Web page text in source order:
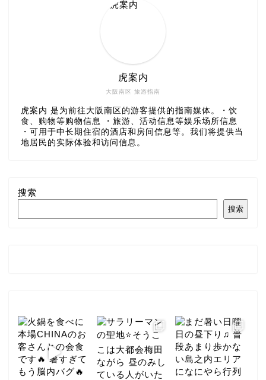
大阪南区 旅游指南
虎案内
虎案内 是为前往大阪南区的游客提供的指南媒体。・饮
食、购物等购物信息 ・旅游、活动信息等娱乐场所信息
・可用于中长期住宿的酒店和房间信息等。我们将提供当
地居民的实际体验和访问信息。
搜索
搜索